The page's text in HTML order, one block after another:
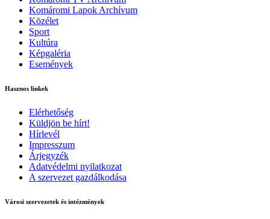
Komáromi Lapok Archívum
Közélet
Sport
Kultúra
Képgaléria
Események
Hasznos linkek
Elérhetőség
Küldjön be hírt!
Hírlevél
Impresszum
Árjegyzék
Adatvédelmi nyilatkozat
A szervezet gazdálkodása
Városi szervezetek és intézmények